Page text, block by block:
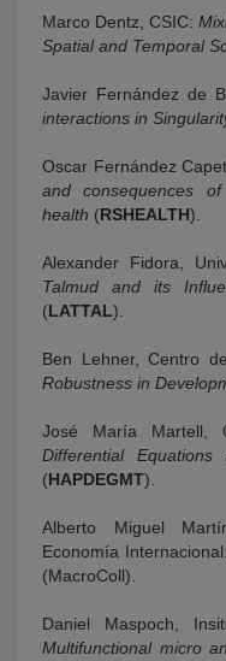
Marco Dentz, CSIC:
Spatial and Temporal
Javier Fernández de
interactions in
Oscar Fernández
and consequences
health (RSHEALTH).
Alexander Fidora,
Talmud and its
(LATTAL).
Ben Lehner, Centro
Robustness in
José María Martell,
Differential
(HAPDEGMT).
Alberto Miguel
Economía
(MacroColl).
Daniel Maspoch,
Multifunctional micro